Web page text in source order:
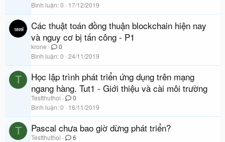
Bình luận 0 17/12/2019
Các thuật toán đồng thuận blockchain hiện nay
và nguy cơ bị tấn công - P1
krone
0
Bình luận 0 24/11/2019
T
Học lập trình phát triển ứng dụng trên mạng
ngang hàng. Tut1 - Giới thiệu và cài môi trường
Testthuthoi
0
Bình luận 0 16/11/2019
T Pascal chưa bao giờ dừng phát triển?
Testthuthoi
6